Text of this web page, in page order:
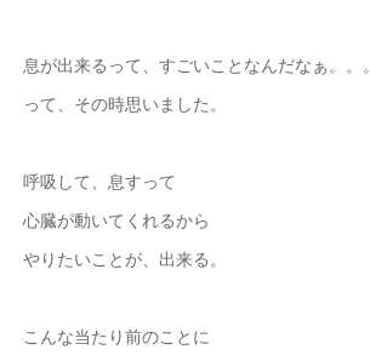
息が出来るって、すごいことなんだなぁ。。。
って、その時思いました。
呼吸して、息すって
心臓が動いてくれるから
やりたいことが、出来る。
こんな当たり前のことに